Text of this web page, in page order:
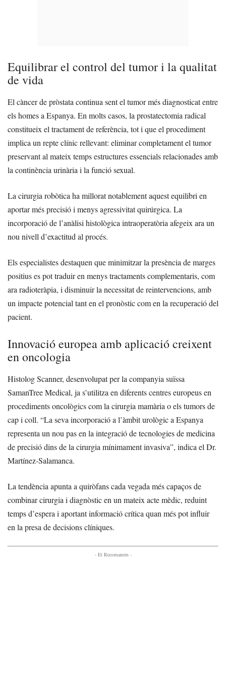
Equilibrar el control del tumor i la qualitat
de vida
El càncer de pròstata continua sent el tumor més diagnosticat entre
els homes a Espanya. En molts casos, la prostatectomia radical
constitueix el tractament de referència, tot i que el procediment
implica un repte clínic rellevant: eliminar completament el tumor
preservant al mateix temps estructures essencials relacionades amb
la continència urinària i la funció sexual.
La cirurgia robòtica ha millorat notablement aquest equilibri en
aportar més precisió i menys agressivitat quirúrgica. La
incorporació de l’anàlisi histològica intraoperatòria afegeix ara un
nou nivell d’exactitud al procés.
Els especialistes destaquen que minimitzar la presència de marges
positius es pot traduir en menys tractaments complementaris, com
ara radioteràpia, i disminuir la necessitat de reintervencions, amb
un impacte potencial tant en el pronòstic com en la recuperació del
pacient.
Innovació europea amb aplicació creixent
en oncologia
Histolog Scanner, desenvolupat per la companyia suïssa
SamanTree Medical, ja s’utilitza en diferents centres europeus en
procediments oncològics com la cirurgia mamària o els tumors de
cap i coll. “La seva incorporació a l’àmbit urològic a Espanya
representa un nou pas en la integració de tecnologies de medicina
de precisió dins de la cirurgia mínimament invasiva”, indica el Dr.
Martínez-Salamanca.
La tendència apunta a quiròfans cada vegada més capaços de
combinar cirurgia i diagnòstic en un mateix acte mèdic, reduint
temps d’espera i aportant informació crítica quan més pot influir
en la presa de decisions clíniques.
- Et Recomanem -